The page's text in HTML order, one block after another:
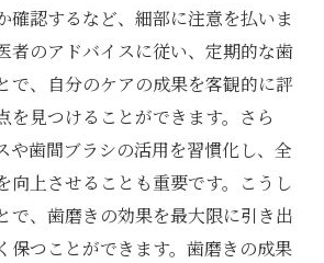
確認するなど、細部に注意を払いま
者のアドバイスに従い、定期的な歯
で、自分のケアの成果を客観的に評
を見つけることができます。さら
や歯間ブラシの活用を習慣化し、全
向上させることも重要です。こうし
で、歯磨きの効果を最大限に引き出
保つことができます。歯磨きの成果